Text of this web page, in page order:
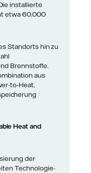
installierte
etwa 60.000
Standorts hin zu
Brennstoffe.
aus
to-Heat,
Heat and
der
Technologie-